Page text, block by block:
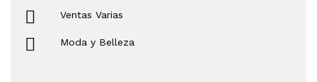
Ventas Varias
Moda y Belleza